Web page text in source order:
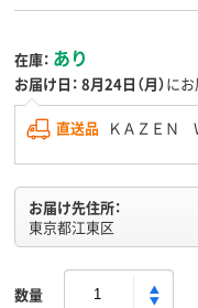
在庫： あり
お届け日： 8月24日（月）に
直送品 ＫＡＺＥＮ
お届け先住所：
東京都江東区
数量